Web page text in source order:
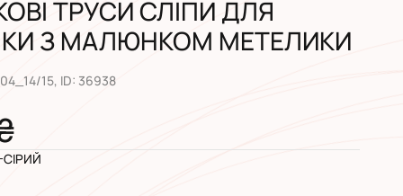
ТРУСИ СЛІПИ ДЛЯ
З МАЛЮНКОМ МЕТЕЛИКИ
15, ID: 36938